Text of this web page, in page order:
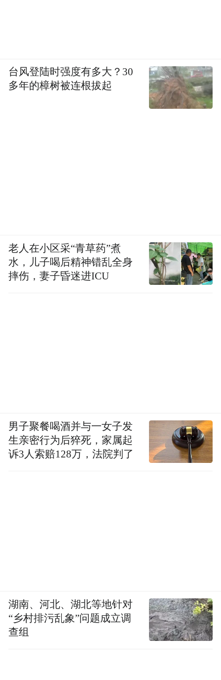
台风登陆时强度有多大？30
多年的樟树被连根拔起
老人在小区采“青草药”煮
水，儿子喝后精神错乱全身
摔伤，妻子昏迷进ICU
男子聚餐喝酒并与一女子发
生亲密行为后猝死，家属起
诉3人索赔128万，法院判了
湖南、河北、湖北等地针对
“乡村排污乱象”问题成立调
查组